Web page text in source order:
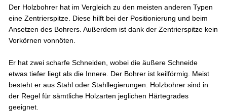
Der Holzbohrer hat im Vergleich zu den meisten anderen Typen
eine Zentrierspitze. Diese hilft bei der Positionierung und beim
Ansetzen des Bohrers. Außerdem ist dank der Zentrierspitze kein
Vorkörnen vonnöten.
Er hat zwei scharfe Schneiden, wobei die äußere Schneide
etwas tiefer liegt als die Innere. Der Bohrer ist keilförmig. Meist
besteht er aus Stahl oder Stahllegierungen. Holzbohrer sind in
der Regel für sämtliche Holzarten jeglichen Härtegrades
geeignet.